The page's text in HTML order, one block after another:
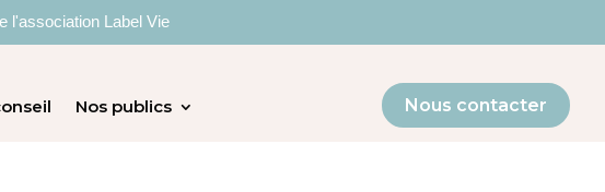
l'association Label Vie
Nos publics Nous contacter